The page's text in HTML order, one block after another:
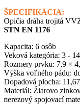
ŠPECIFIKÁCIA:
Opičia dráha trojitá
STN EN 1176
Kapacita: 6 osôb
Veková kategória: 3 -
Rozmery prvku: 7,9 ×
Výška voľného pádu:
Dopadová plocha:
Materiál: Žiarovo
nerezový spojovací